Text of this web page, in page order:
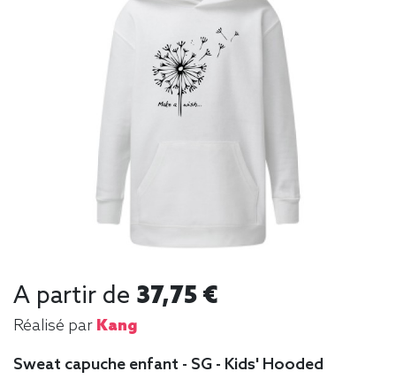
A partir de 37,75 €
Réalisé par Kang
Sweat capuche enfant - SG - Kids' Hooded